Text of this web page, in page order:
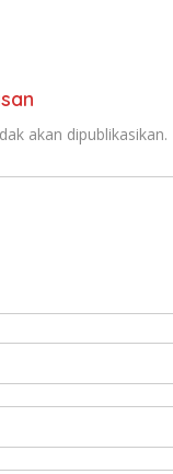
akan dipublikasikan.